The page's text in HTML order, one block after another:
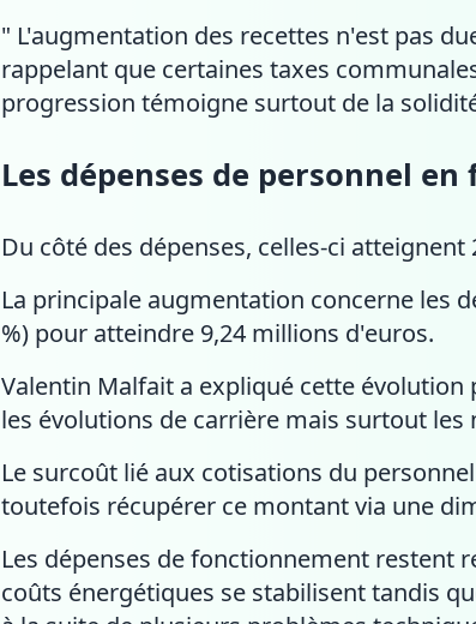
" L'augmentation des recettes n'est pas
rappelant que certaines taxes
progression témoigne surtout de la
Les dépenses de personnel
Du côté des dépenses, celles-ci
La principale augmentation concerne les
%) pour atteindre 9,24 millions d'euros.
Valentin Malfait a expliqué cette évolution
les évolutions de carrière mais surtout
Le surcoût lié aux cotisations du
toutefois récupérer ce montant via une
Les dépenses de fonctionnement restent
coûts énergétiques se stabilisent tandis